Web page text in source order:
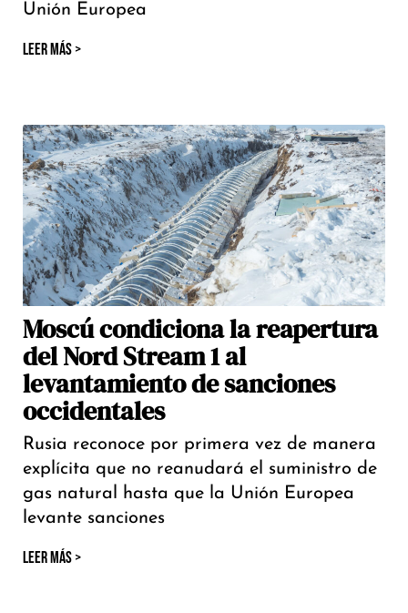
Unión Europea
LEER MÁS >
Moscú condiciona la reapertura
del Nord Stream 1 al
levantamiento de sanciones
occidentales
Rusia reconoce por primera vez de manera
explícita que no reanudará el suministro de
gas natural hasta que la Unión Europea
levante sanciones
LEER MÁS >